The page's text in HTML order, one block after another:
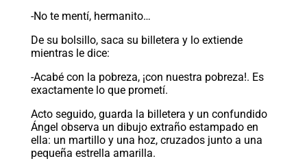
-No te mentí, hermanito…
De su bolsillo, saca su billetera y lo extiende
mientras le dice:
-Acabé con la pobreza, ¡con nuestra pobreza!. Es
exactamente lo que prometí.
Acto seguido, guarda la billetera y un confundido
Ángel observa un dibujo extraño estampado en
ella: un martillo y una hoz, cruzados junto a una
pequeña estrella amarilla.